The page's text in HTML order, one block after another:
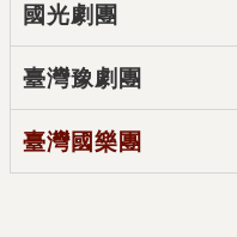
國光劇團
臺灣豫劇團
臺灣國樂團